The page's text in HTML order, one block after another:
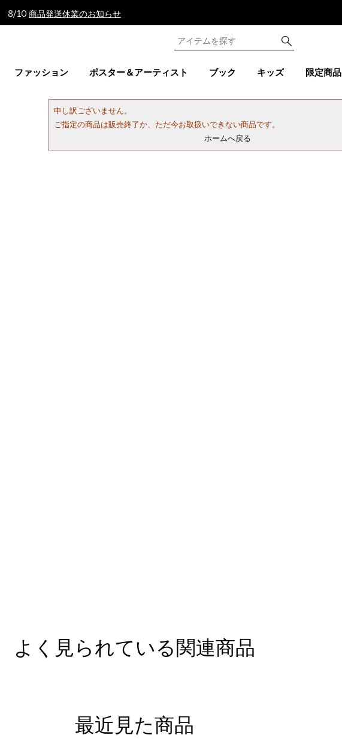
8/10 商品発送休業のお知らせ
ファッション ポスター＆アーティスト ブック キッズ 限定商品
申し訳ございません。
ご指定の商品は販売終了か、ただ今お取扱いできない商品です。
ホームへ戻る
よく見られている関連商品
最近見た商品